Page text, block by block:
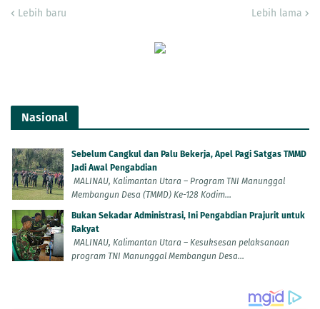
Lebih baru Lebih lama
Nasional
Sebelum Cangkul dan Palu Bekerja, Apel Pagi Satgas TMMD
Jadi Awal Pengabdian
MALINAU, Kalimantan Utara – Program TNI Manunggal
Membangun Desa (TMMD) Ke-128 Kodim...
Bukan Sekadar Administrasi, Ini Pengabdian Prajurit untuk
Rakyat
MALINAU, Kalimantan Utara – Kesuksesan pelaksanaan
program TNI Manunggal Membangun Desa...